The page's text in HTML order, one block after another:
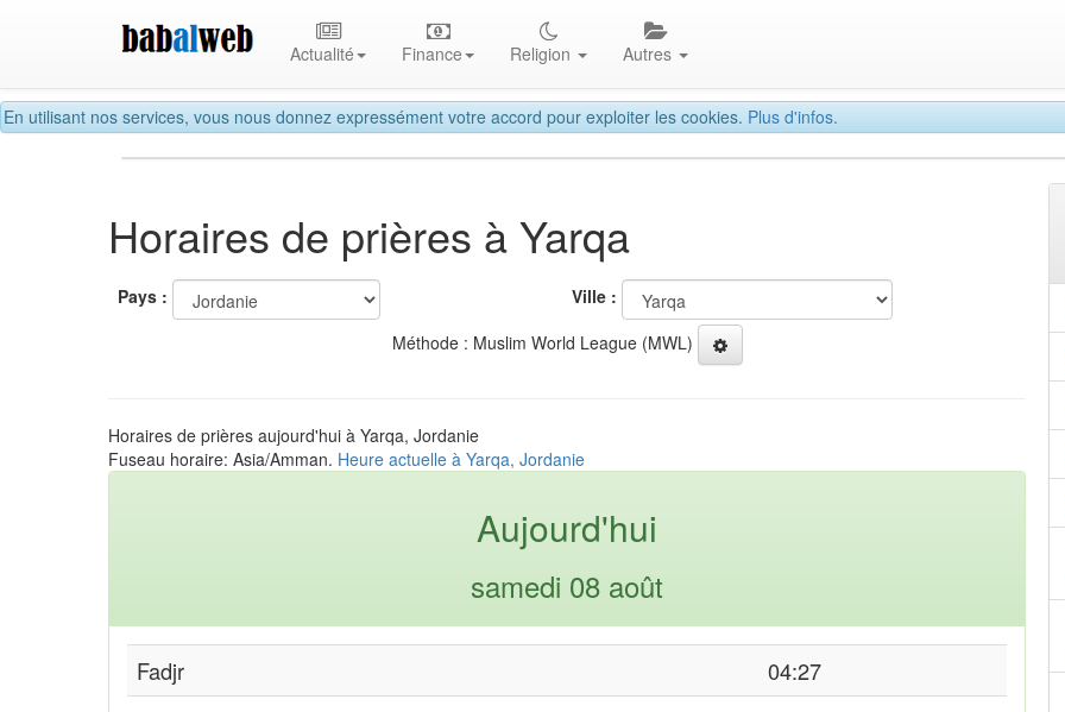
En utilisant nos services, vous nous donnez expressément votre accord pour exploiter les cookies. Plus d'infos.
Actualité Finance Religion Autres
Horaires de prières à Yarqa
Pays :
Ville :
Méthode : Muslim World League (MWL)
Horaires de prières aujourd'hui à Yarqa, Jordanie
Fuseau horaire: Asia/Amman. Heure actuelle à Yarqa, Jordanie
Aujourd'hui
samedi 08 août
Fadjr
04:27